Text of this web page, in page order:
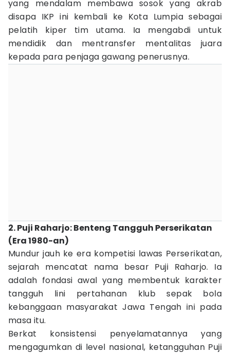
yang mendalam membawa sosok yang akrab
disapa IKP ini kembali ke Kota Lumpia sebagai
pelatih kiper tim utama. Ia mengabdi untuk
mendidik dan mentransfer mentalitas juara
kepada para penjaga gawang penerusnya.
2. Puji Raharjo: Benteng Tangguh Perserikatan
(Era 1980-an)
Mundur jauh ke era kompetisi lawas Perserikatan,
sejarah mencatat nama besar Puji Raharjo. Ia
adalah fondasi awal yang membentuk karakter
tangguh lini pertahanan klub sepak bola
kebanggaan masyarakat Jawa Tengah ini pada
masa itu.
Berkat konsistensi penyelamatannya yang
mengagumkan di level nasional, ketangguhan Puji